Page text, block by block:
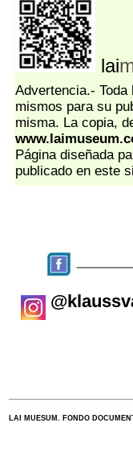
lai
Advertencia.-
mismos para su
misma. La copia,
Página diseñada
publicado en este
LAI MUESUM. FONDO